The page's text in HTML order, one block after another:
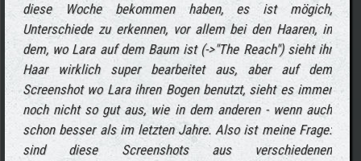
diese Woche bekommen haben, es ist mögich,
Unterschiede zu erkennen, vor allem bei den Haaren, in
dem, wo Lara auf dem Baum ist (->"The Reach") sieht ihr
Haar wirklich super bearbeitet aus, aber auf dem
Screenshot wo Lara ihren Bogen benutzt, sieht es immer
noch nicht so gut aus, wie in dem anderen - wenn auch
schon besser als im letzten Jahre. Also ist meine Frage:
sind diese Screenshots aus verschiedenen